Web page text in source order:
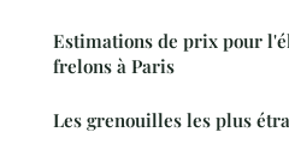
Estimations de prix pour
frelons à Paris
Les grenouilles les plus